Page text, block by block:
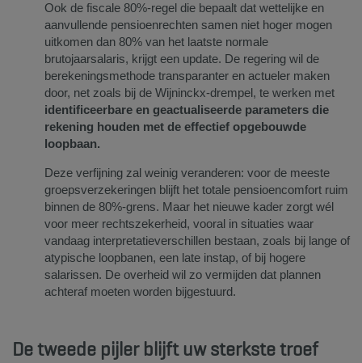
Ook de fiscale 80%-regel die bepaalt dat wettelijke en
aanvullende pensioenrechten samen niet hoger mogen
uitkomen dan 80% van het laatste normale
brutojaarsalaris, krijgt een update. De regering wil de
berekeningsmethode transparanter en actueler maken
door, net zoals bij de Wijninckx‑drempel, te werken met
identificeerbare en geactualiseerde parameters die
rekening houden met de effectief opgebouwde
loopbaan.
Deze verfijning zal weinig veranderen: voor de meeste
groepsverzekeringen blijft het totale pensioencomfort ruim
binnen de 80%-grens. Maar het nieuwe kader zorgt wél
voor meer rechtszekerheid, vooral in situaties waar
vandaag interpretatieverschillen bestaan, zoals bij lange of
atypische loopbanen, een late instap, of bij hogere
salarissen. De overheid wil zo vermijden dat plannen
achteraf moeten worden bijgestuurd.
De tweede pijler blijft uw sterkste troef